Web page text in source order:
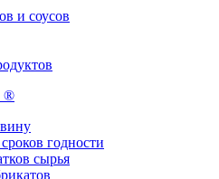
и соусов
®
годности
сырья